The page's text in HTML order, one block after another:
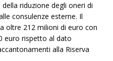
riduzione degli oneri di
consulenze esterne. Il
oltre 212 milioni di euro con
euro rispetto al dato
alla Riserva